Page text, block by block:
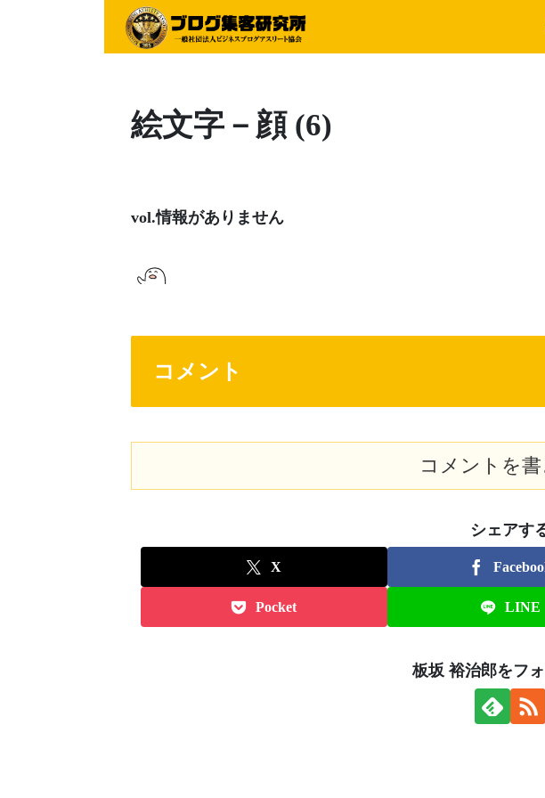
絵文字－顔 (6)
vol.情報がありません
コメント
コメントを
シェアす
X
Pocket LINE
板坂 裕治郎をフ